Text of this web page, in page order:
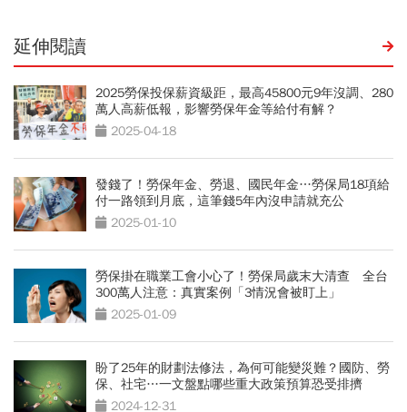
延伸閱讀
2025勞保投保薪資級距，最高45800元9年沒調、280
萬人高薪低報，影響勞保年金等給付有解？
2025-04-18
發錢了！勞保年金、勞退、國民年金…勞保局18項給
付一路領到月底，這筆錢5年內沒申請就充公
2025-01-10
勞保掛在職業工會小心了！勞保局歲末大清查 全台
300萬人注意：真實案例「3情況會被盯上」
2025-01-09
盼了25年的財劃法修法，為何可能變災難？國防、勞
保、社宅…一文盤點哪些重大政策預算恐受排擠
2024-12-31